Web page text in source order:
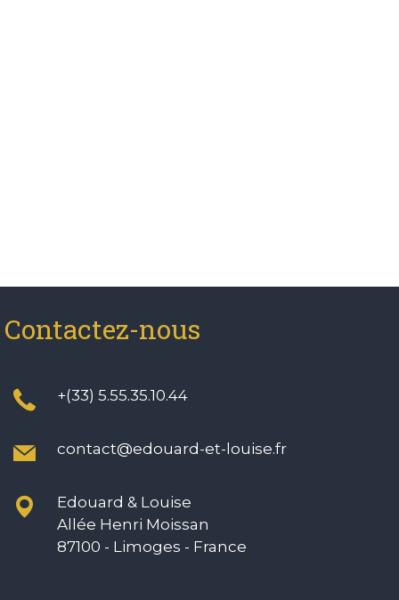
Contactez-nous
+(33) 5.55.35.10.44
contact@edouard-et-louise.fr
Edouard & Louise
Allée Henri Moissan
87100 - Limoges - France